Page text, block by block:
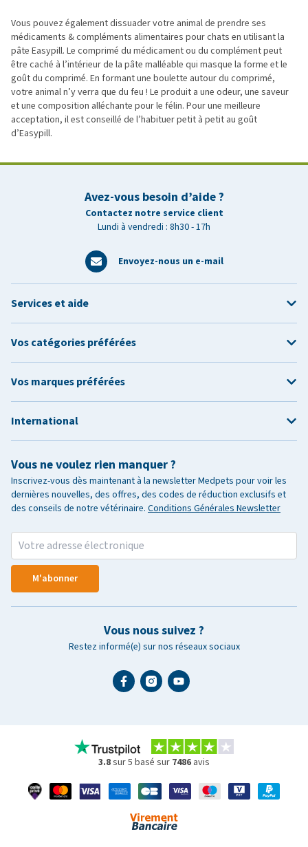
Vous pouvez également dissuader votre animal de prendre ses
médicaments & compléments alimentaires pour chats en utilisant la
pâte Easypill. Le comprimé du médicament ou du complément peut
être caché à l’intérieur de la pâte malléable qui masque la forme et le
goût du comprimé. En formant une boulette autour du comprimé,
votre animal n’y verra que du feu ! Le produit a une odeur, une saveur
et une composition alléchante pour le félin. Pour une meilleure
acceptation, il est conseillé de l’habituer petit à petit au goût
d’Easypill.
Avez-vous besoin d’aide ?
Contactez notre service client
Lundi à vendredi : 8h30 - 17h
Envoyez-nous un e-mail
Vous ne voulez rien manquer ?
Inscrivez-vous dès maintenant à la newsletter Medpets pour voir les
dernières nouvelles, des offres, des codes de réduction exclusifs et
des conseils de notre vétérinaire. Conditions Générales Newsletter
M'abonner
Vous nous suivez ?
Restez informé(e) sur nos réseaux sociaux
Services et aide
Vos catégories préférées
Vos marques préférées
International
3.8sur 5 basé sur 7486 avis